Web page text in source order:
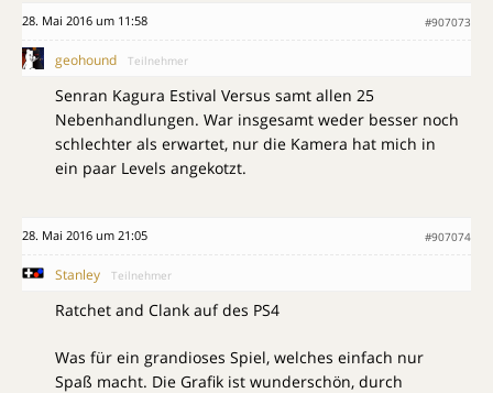
28. Mai 2016 um 11:58 #907073
geohound Teilnehmer
Senran Kagura Estival Versus samt allen 25
Nebenhandlungen. War insgesamt weder besser noch
schlechter als erwartet, nur die Kamera hat mich in
ein paar Levels angekotzt.
28. Mai 2016 um 21:05 #907074
Stanley Teilnehmer
Ratchet and Clank auf des PS4
Was für ein grandioses Spiel, welches einfach nur
Spaß macht. Die Grafik ist wunderschön, durch